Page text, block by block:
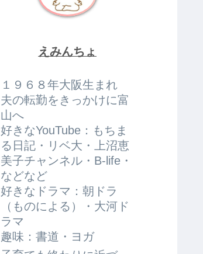
えみんちょ
１９６８年大阪生まれ
夫の転勤をきっかけに富
山へ
好きなYouTube：もちま
る日記・リベ大・上沼恵
美子チャンネル・B-life・
などなど
好きなドラマ：朝ドラ
（ものによる）・大河ド
ラマ
趣味：書道・ヨガ